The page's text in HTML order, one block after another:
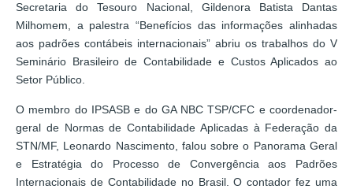
Secretaria do Tesouro Nacional, Gildenora Batista Dantas
Milhomem, a palestra “Benefícios das informações alinhadas
aos padrões contábeis internacionais” abriu os trabalhos do V
Seminário Brasileiro de Contabilidade e Custos Aplicados ao
Setor Público.
O membro do IPSASB e do GA NBC TSP/CFC e coordenador-
geral de Normas de Contabilidade Aplicadas à Federação da
STN/MF, Leonardo Nascimento, falou sobre o Panorama Geral
e Estratégia do Processo de Convergência aos Padrões
Internacionais de Contabilidade no Brasil. O contador fez uma